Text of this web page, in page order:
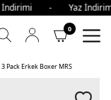
- Yaz
0
Pack Erkek Boxer MRS